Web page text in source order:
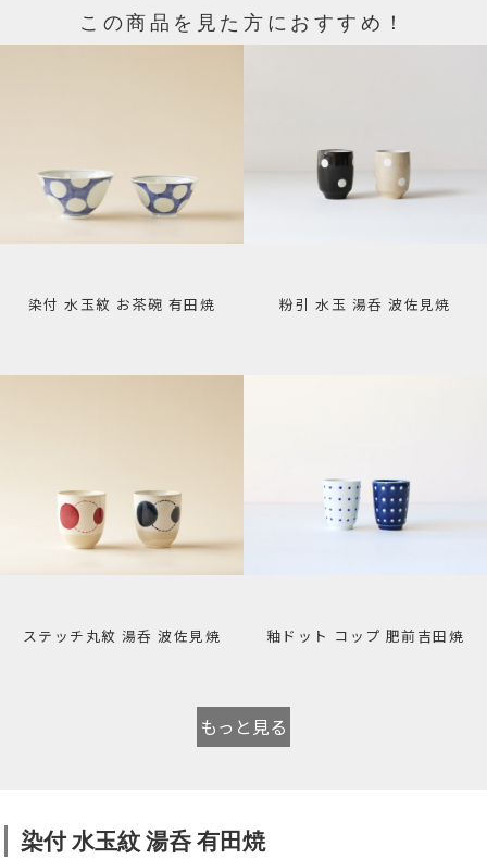
この商品を見た方におすすめ！
染付 水玉紋 お茶碗 有田焼 粉引 水玉 湯呑 波佐見焼
ステッチ丸紋 湯呑 波佐見焼 釉ドット コップ 肥前吉田焼
もっと見る
染付 水玉紋 湯呑 有田焼